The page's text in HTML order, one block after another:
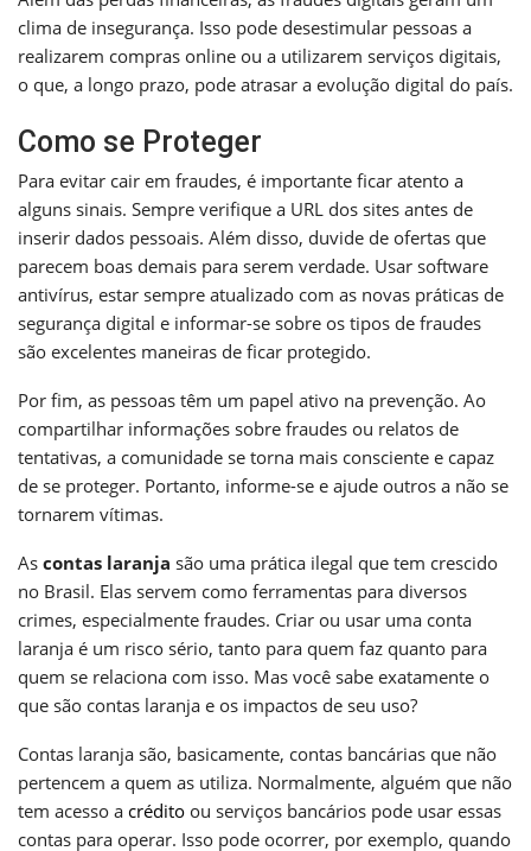
clima de insegurança. Isso pode desestimular pessoas a
realizarem compras online ou a utilizarem serviços digitais,
o que, a longo prazo, pode atrasar a evolução digital do país.
Como se Proteger
Para evitar cair em fraudes, é importante ficar atento a
alguns sinais. Sempre verifique a URL dos sites antes de
inserir dados pessoais. Além disso, duvide de ofertas que
parecem boas demais para serem verdade. Usar software
antivírus, estar sempre atualizado com as novas práticas de
segurança digital e informar-se sobre os tipos de fraudes
são excelentes maneiras de ficar protegido.
Por fim, as pessoas têm um papel ativo na prevenção. Ao
compartilhar informações sobre fraudes ou relatos de
tentativas, a comunidade se torna mais consciente e capaz
de se proteger. Portanto, informe-se e ajude outros a não se
tornarem vítimas.
As contas laranja são uma prática ilegal que tem crescido
no Brasil. Elas servem como ferramentas para diversos
crimes, especialmente fraudes. Criar ou usar uma conta
laranja é um risco sério, tanto para quem faz quanto para
quem se relaciona com isso. Mas você sabe exatamente o
que são contas laranja e os impactos de seu uso?
Contas laranja são, basicamente, contas bancárias que não
pertencem a quem as utiliza. Normalmente, alguém que não
tem acesso a crédito ou serviços bancários pode usar essas
contas para operar. Isso pode ocorrer, por exemplo, quando